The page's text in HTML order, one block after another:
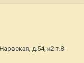
д.54, к2 т.8-